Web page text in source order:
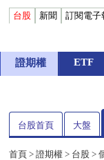
台股 新聞 訂閱電子
證期權 ETF
台股首頁 大盤
首頁 > 證期權 > 台股 >